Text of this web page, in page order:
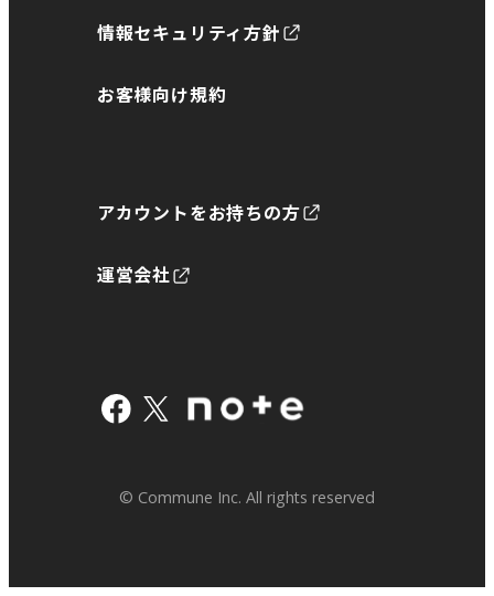
情報セキュリティ方針
お客様向け規約
アカウントをお持ちの方
運営会社
© Commune Inc. All rights reserved